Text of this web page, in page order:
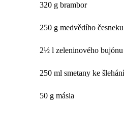
320 g brambor
250 g medvědího česneku
2½ l zeleninového
250 ml smetany ke šlehání
50 g másla